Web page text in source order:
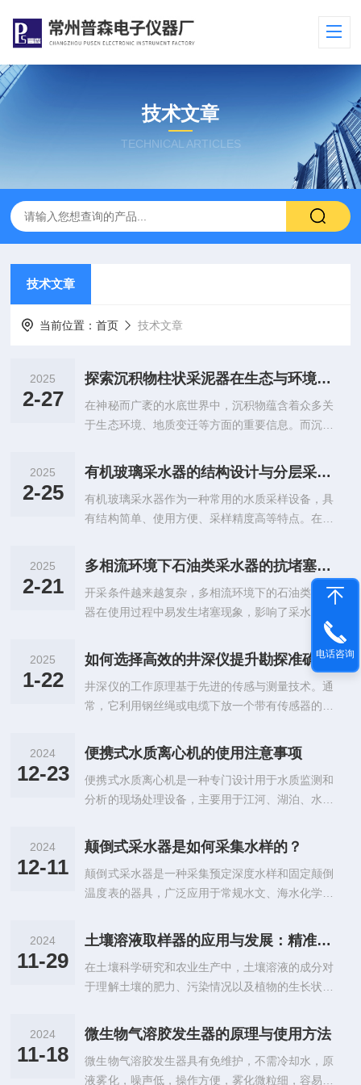
技术文章
TECHNICAL ARTICLES
技术文章
当前位置：首页 技术文章
2025
2-27
探索沉积物柱状采泥器在生态与环境监测中的应用
在神秘而广袤的水底世界中，沉积物蕴含着众多关
于生态环境、地质变迁等方面的重要信息。而沉积
得力工具，它如同一位无声的使者，将水底深处的
奥秘呈现在我们眼前。沉积物柱状采泥器主要由采
样管、重锤、释放装置等部分组成。采样管通常采
用高强度、耐腐蚀的材料制成，能够深入水底沉积
足够的动力，使其可以冲破水体阻力，顺利插入沉
积物。释放装置则确保采泥器在到达预定位置后能
准确采集样本并安全回收。当进行采样作业时...
2025
2-25
有机玻璃采水器的结构设计与分层采样精度优化研究
有机玻璃采水器作为一种常用的水质采样设备，具
有结构简单、使用方便、采样精度高等特点。在环
用。然而，在实际应用过程中，采水器的采样精度
受到诸多因素的影响，如结构设计、采样方法等。
一、结构设计1.采水瓶体：有机玻璃材质，透明度
高，便于观察水样。2.配重块：采用铅块或其他重
金属材料，用于增加采水器的下沉力。3.上下盖：
带轴的两个半圆上盖，可轻松翻转，实现开合。4.
活动底板：便于采水器在水中下沉时自动开启入水
口。5.系绳：用于连接采水器与提...
2025
2-21
多相流环境下石油类采水器的抗堵塞结构优化设计
开采条件越来越复杂，多相流环境下的石油类采水
器在使用过程中易发生堵塞现象，影响了采水效率
和生产安全。因此，对多相流环境下石油类采水器
的抗堵塞结构进行优化设计具有重要意义。一、多
相流环境下采水器堵塞原因分析1.多相流环境中，
气体、液体和固体颗粒共存，容易形成复杂的流动
状态。2.液体和固体颗粒在采水器内部流动过程
理，导致流动阻力增大，加剧堵塞现象。二、抗堵
优化采水器内部流道，减小流动阻力，...
2025
1-22
如何选择高效的井深仪提升勘探准确性
井深仪的工作原理基于先进的传感与测量技术。通
常，它利用钢丝绳或电缆下放一个带有传感器的探
种物理量变化，比如通过测量重力、压力等参数的
变化来确定深度。随着探头的下行，仪器会实时记
录这些数据，并将其转换为深度信息显示出来。这
种精确的测量方式确保了获取的井深数据具有高度
用。石油钻井过程中，准确掌握井的深度对于整个
致钻头未能到达预定的油层位置，不仅浪费大...
2024
12-23
便携式水质离心机的使用注意事项
便携式水质离心机是一种专门设计用于水质监测和
分析的现场处理设备，主要用于江河、湖泊、水库
进行总磷等指标的监测时，能够高效地对水样进行
预处理。便携式水质离心机的体积小巧、耗电量
低、适配便携式移动电源、便于现场操作。操作简
单，LED显示实际转速和定时范围，具有启动停止
计，外观大气美观。广泛应用于地表水、地下水、
磷、浊度等指标的现场快速检测中发挥着重要作...
2024
12-11
颠倒式采水器是如何采集水样的？
颠倒式采水器是一种采集预定深度水样和固定颠倒
温度表的器具，广泛应用于常规水文、海水化学和
层之前，两端的活门因重力作用而打开，允许水自
由出入。当到达预定深度后，通过释放器上的撞击
开关和挡片机构，采水器上端会脱开钢丝绳并颠倒
180°，此时重力使两端的活门同时关闭，从而采
采水器的结构设计简洁明了，易于操作和维护。
保在预定深度准确采集水样。3、使用方便：...
2024
11-29
土壤溶液取样器的应用与发展：精准获取土壤溶液的关键工具
在土壤科学研究和农业生产中，土壤溶液的成分对
于理解土壤的肥力、污染情况以及植物的生长状况
的各种溶质，它能够反映出土壤的水分、离子浓度
及其它化学物质的变化，因此对农业灌溉、环境监
测以及土壤改良等方面的决策至关重要。为了精准
2024
11-18
微生物气溶胶发生器的原理与使用方法
微生物气溶胶发生器具有免维护，不需冷却水，原
液雾化，噪声低，操作方便，雾化微粒细，容易气
电话咨询